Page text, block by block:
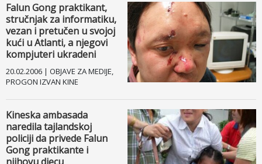
Falun Gong praktikant,
stručnjak za informatiku,
vezan i pretučen u svojoj
kući u Atlanti, a njegovi
kompjuteri ukradeni
20.02.2006 | OBJAVE ZA MEDIJE,
PROGON IZVAN KINE
Kineska ambasada
naredila tajlandskoj
policiji da privede Falun
Gong praktikante i